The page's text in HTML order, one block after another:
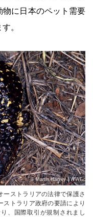
物に日本のペット需要
。
© Martin Harvey / WWF
ーストラリアの法律で保護さ
トラリア政府の要請により
、国際取引が規制されまし